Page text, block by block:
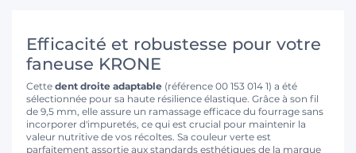
Efficacité et robustesse pour votre
faneuse KRONE
Cette dent droite adaptable (référence 00 153 014 1) a été
sélectionnée pour sa haute résilience élastique. Grâce à son fil
de 9,5 mm, elle assure un ramassage efficace du fourrage sans
incorporer d'impuretés, ce qui est crucial pour maintenir la
valeur nutritive de vos récoltes. Sa couleur verte est
parfaitement assortie aux standards esthétiques de la marque